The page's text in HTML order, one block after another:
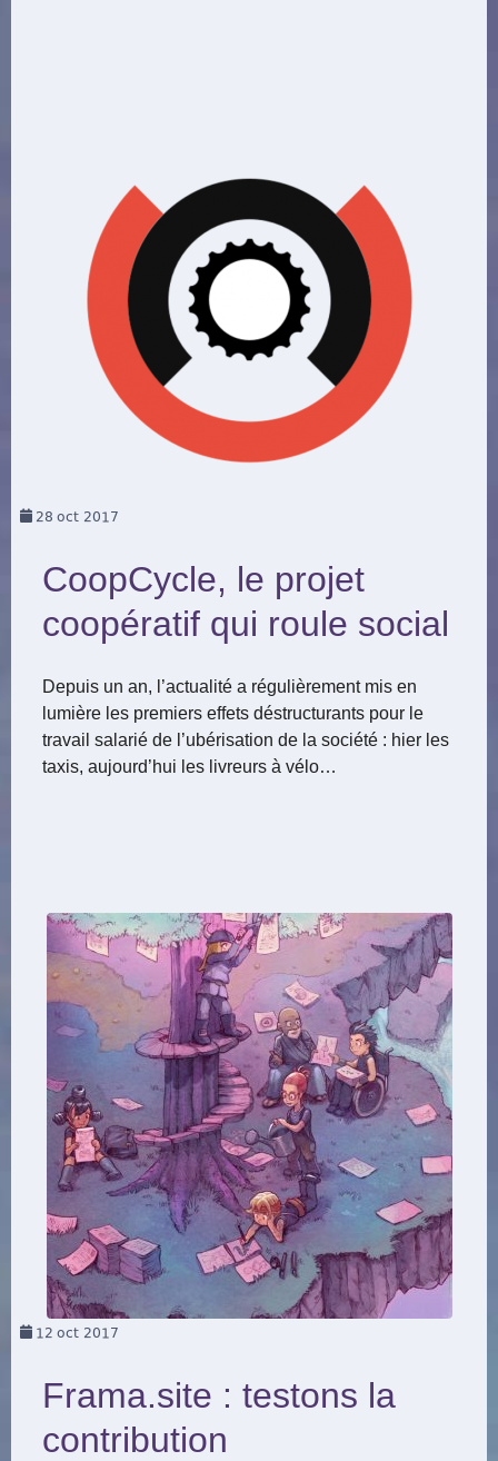
28 oct 2017
CoopCycle, le projet
coopératif qui roule social
Depuis un an, l’actualité a régulièrement mis en
lumière les premiers effets déstructurants pour le
travail salarié de l’ubérisation de la société : hier les
taxis, aujourd’hui les livreurs à vélo…
12 oct 2017
Frama.site : testons la
contribution